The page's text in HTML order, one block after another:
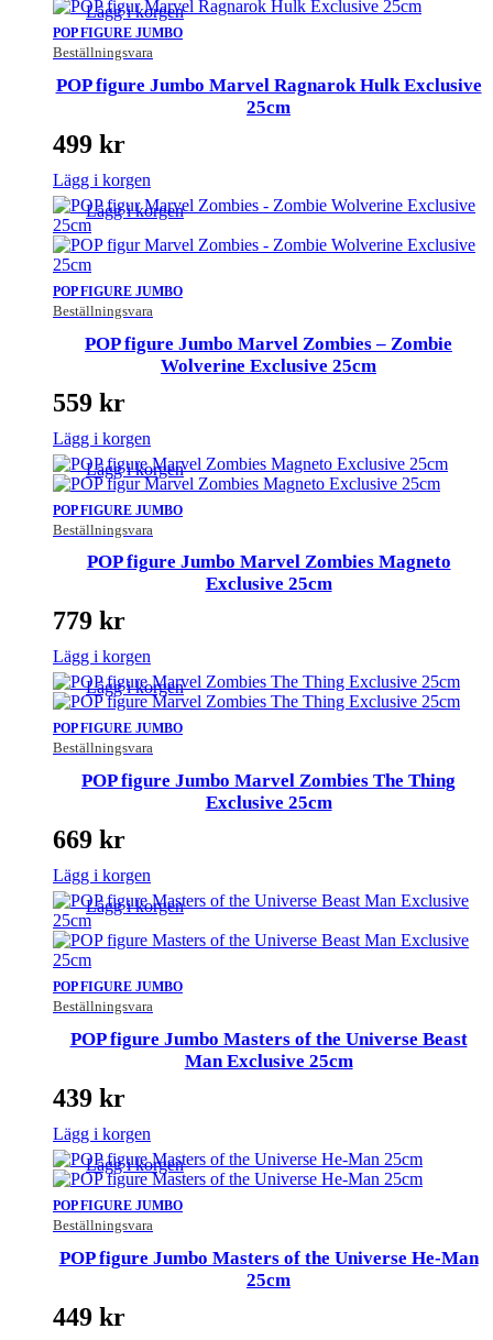
POP FIGURE JUMBO
Beställningsvara
Lägg i korgen
POP figure Jumbo Marvel Ragnarok Hulk Exclusive
25cm
499 kr
Lägg i korgen
POP FIGURE JUMBO
Beställningsvara
Lägg i korgen
POP figure Jumbo Marvel Zombies – Zombie
Wolverine Exclusive 25cm
559 kr
Lägg i korgen
POP FIGURE JUMBO
Beställningsvara
Lägg i korgen
POP figure Jumbo Marvel Zombies Magneto
Exclusive 25cm
779 kr
Lägg i korgen
POP FIGURE JUMBO
Beställningsvara
Lägg i korgen
POP figure Jumbo Marvel Zombies The Thing
Exclusive 25cm
669 kr
Lägg i korgen
POP FIGURE JUMBO
Beställningsvara
Lägg i korgen
POP figure Jumbo Masters of the Universe Beast
Man Exclusive 25cm
439 kr
Lägg i korgen
POP FIGURE JUMBO
Beställningsvara
Lägg i korgen
POP figure Jumbo Masters of the Universe He-Man
25cm
449 kr